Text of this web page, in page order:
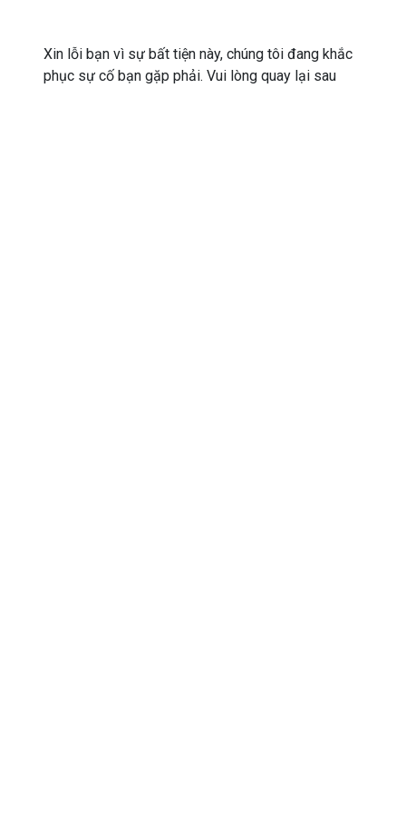
Xin lỗi bạn vì sự bất tiện này, chúng tôi đang khắc
phục sự cố bạn gặp phải. Vui lòng quay lại sau